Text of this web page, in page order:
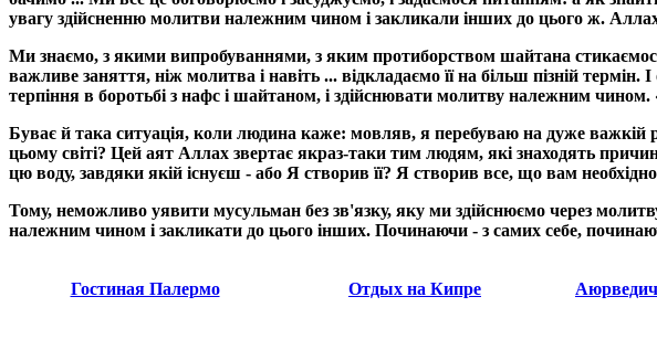
увагу здійсненню молитви належним чином і закликали інших до цього ж.
Ми знаємо, з якими випробуваннями, з яким протиборством шайтана
важливе заняття, ніж молитва і навіть ... відкладаємо її на більш пізній
терпіння в боротьбі з нафс і шайтаном, і здійснювати молитву належним
Буває й така ситуація, коли людина каже: мовляв, я перебуваю на дуже важкій
цьому світі? Цей аят Аллах звертає якраз-таки тим людям, які знаходять
цю воду, завдяки якій існуєш - або Я створив її? Я створив все, що вам
Тому, неможливо уявити мусульман без зв'язку, яку ми здійснюємо через
належним чином і закликати до цього інших. Починаючи - з самих себе,
Гостиная Палермо Отдых на Кипре